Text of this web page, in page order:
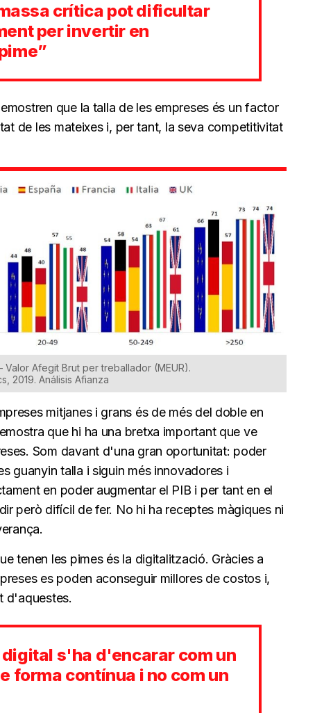
crítica pot dificultar
per invertir en
que la talla de les empreses és un factor
de les mateixes i, per tant, la seva competitivitat
Afegit Brut per treballador (MEUR).
2019. Análisis Afianza
mitjanes i grans és de més del doble en
que hi ha una bretxa important que ve
Som davant d'una gran oportunitat: poder
guanyin talla i siguin més innovadores i
en poder augmentar el PIB i per tant en el
però difícil de fer. No hi ha receptes màgiques ni
tenen les pimes és la digitalització. Gràcies a
es poden aconseguir millores de costos i,
d'aquestes.
s'ha d'encarar com un
forma contínua i no com un